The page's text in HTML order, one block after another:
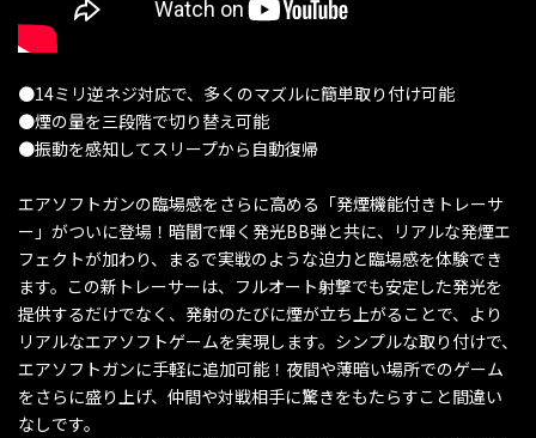
●14ミリ逆ネジ対応で、多くのマズルに簡単取り付け可能
●煙の量を三段階で切り替え可能
●振動を感知してスリープから自動復帰
エアソフトガンの臨場感をさらに高める「発煙機能付きトレーサ
ー」がついに登場！暗闇で輝く発光BB弾と共に、リアルな発煙エ
フェクトが加わり、まるで実戦のような迫力と臨場感を体験でき
ます。この新トレーサーは、フルオート射撃でも安定した発光を
提供するだけでなく、発射のたびに煙が立ち上がることで、より
リアルなエアソフトゲームを実現します。シンプルな取り付けで、
エアソフトガンに手軽に追加可能！夜間や薄暗い場所でのゲーム
をさらに盛り上げ、仲間や対戦相手に驚きをもたらすこと間違い
なしです。